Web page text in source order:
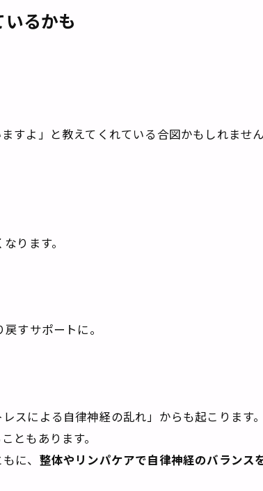
るかも
すよ」と教えてくれている合図かもしれませ
ります。
サポートに。
スによる自律神経の乱れ」からも起こります
ともあります。
に、 整体やリンパケアで自律神経のバランス